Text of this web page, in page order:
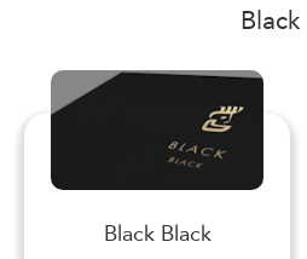
Black
Black Black